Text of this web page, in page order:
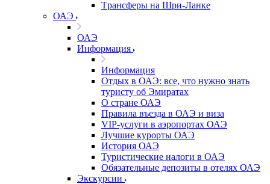
Tрансферы на Шри-Ланке
ОАЭ
ОАЭ
Информация
Информация
Отдых в ОАЭ: все, что нужно знать
туристу об Эмиратах
О стране ОАЭ
Правила въезда в ОАЭ и виза
VIP-услуги в аэропортах ОАЭ
Лучшие курорты ОАЭ
История ОАЭ
Туристические налоги в ОАЭ
Обязательные депозиты в отелях ОАЭ
Экскурсии